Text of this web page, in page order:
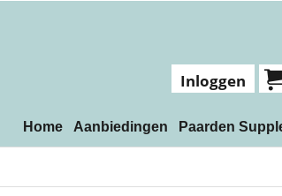
Inloggen
Home Aanbiedingen Paarden